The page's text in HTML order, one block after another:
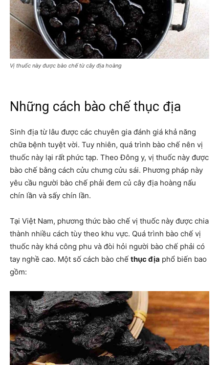
Vị thuốc này được bào chế từ cây địa hoàng
Những cách bào chế thục địa
Sinh địa từ lâu được các chuyên gia đánh giá khả năng
chữa bệnh tuyệt vời. Tuy nhiên, quá trình bào chế nên vị
thuốc này lại rất phức tạp. Theo Đông y, vị thuốc này được
bào chế bằng cách cửu chưng cửu sái. Phương pháp này
yêu cầu người bào chế phải đem củ cây địa hoàng nấu
chín lần và sấy chín lần.
Tại Việt Nam, phương thức bào chế vị thuốc này được chia
thành nhiều cách tùy theo khu vực. Quá trình bào chế vị
thuốc này khá công phu và đòi hỏi người bào chế phải có
tay nghề cao. Một số cách bào chế thục địa phổ biến bao
gồm: